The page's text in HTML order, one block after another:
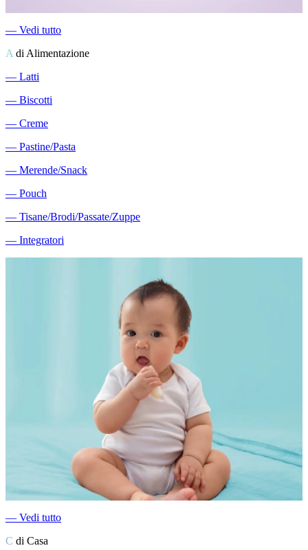
― Vedi tutto
A di Alimentazione
― Latti
― Biscotti
― Creme
― Pastine/Pasta
― Merende/Snack
― Pouch
― Tisane/Brodi/Passate/Zuppe
― Integratori
― Vedi tutto
C di Casa